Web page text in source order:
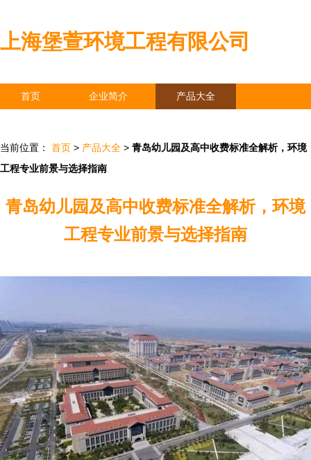
上海堡萱环境工程有限公司
首页 企业简介 产品大全
当前位置： 首页 > 产品大全 > 青岛幼儿园及高中收费标准全解析，环境
工程专业前景与选择指南
青岛幼儿园及高中收费标准全解析，环境
工程专业前景与选择指南